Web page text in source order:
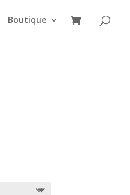
Boutique